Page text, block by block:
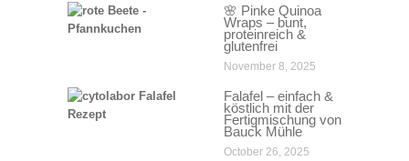
🌸 Pinke Quinoa
Wraps – bunt,
proteinreich &
glutenfrei
November 8, 2025
Falafel – einfach &
köstlich mit der
Fertigmischung von
Bauck Mühle
October 26, 2025